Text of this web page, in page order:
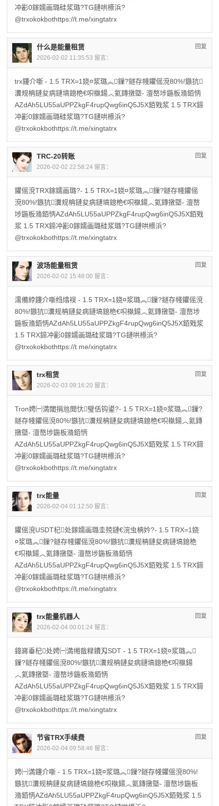
冲彲0鎵嬬画璐硅浆璐?TG鏈哄櫒浜?
@trxokokbothttps://t.me/xingtatrx
什么是能量租赁
2026-02-02 11:35:53 留言：
回复
trx鑳介噺 - 1.5 TRX=1娆¤浆璐︽鏁?鐩存帴鑺傜渷80%!鏃犺
瀵规柟鏈夋病鏈塙鎴栬€呮槸鍚︿氦鏄撴墍- 澶嶅埗鍦板潃銆怲
AZdAh5LU55aUPPZkgF4rupQwg6inQ5J5X銆戣浆 1.5 TRX鍗
冲彲0鎵嬬画璐硅浆璐?TG鏈哄櫒浜?
@trxokokbothttps://t.me/xingtatrx
TRC-20转账
2026-02-02 22:58:24 留言：
回复
鑺傜渷TRX鎵嬬画璐?- 1.5 TRX=1娆¤浆璐︽鏁?鐩存帴鑺傜
渷80%!鏃犺瀵规柟鏈夋病鏈塙鎴栬€呮槸鍚︿氦鏄撴墍- 澶嶅
埗鍦板潃銆怲AZdAh5LU55aUPPZkgF4rupQwg6inQ5J5X銆戣
浆 1.5 TRX鍗冲彲0鎵嬬画璐硅浆璐?TG鏈哄櫒浜?
@trxokokbothttps://t.me/xingtatrx
波场能量租赁
2026-02-02 15:48:00 留言：
回复
濡備綍鑳介噺绉熻祦 - 1.5 TRX=1娆¤浆璐︽鏁?鐩存帴鑺傜渷
80%!鏃犺瀵规柟鏈夋病鏈塙鎴栬€呮槸鍚︿氦鏄撴墍- 澶嶅埗
鍦板潃銆怲AZdAh5LU55aUPPZkgF4rupQwg6inQ5J5X銆戣浆
1.5 TRX鍗冲彲0鎵嬬画璐硅浆璐?TG鏈哄櫒浜?
@trxokokbothttps://t.me/xingtatrx
trx租赁
2026-02-03 09:16:20 留言：
回复
Tron娉㈠満閾捐兘閲忕璧佸钩鍙?- 1.5 TRX=1娆¤浆璐︽鏁?
鐩存帴鑺傜渷80%!鏃犺瀵规柟鏈夋病鏈塙鎴栬€呮槸鍚︿氦鏄
撴墍- 澶嶅埗鍦板潃銆怲
AZdAh5LU55aUPPZkgF4rupQwg6inQ5J5X銆戣浆 1.5 TRX鍗
冲彲0鎵嬬画璐硅浆璐?TG鏈哄櫒浜?
@trxokokbothttps://t.me/xingtatrx
trx能量
2026-02-04 01:12:50 留言：
回复
鑺傜渷USDT杞处鎵嬬画璐圭殑鏈€浣虫柟妗?- 1.5 TRX=1娆
¤浆璐︽鏁?鐩存帴鑺傜渷80%!鏃犺瀵规柟鏈夋病鏈塙鎴栬
€呮槸鍚︿氦鏄撴墍- 澶嶅埗鍦板潃銆怲
AZdAh5LU55aUPPZkgF4rupQwg6inQ5J5X銆戣浆 1.5 TRX鍗
冲彲0鎵嬬画璐硅浆璐?TG鏈哄櫒浜?
@trxokokbothttps://t.me/xingtatrx
trx能量机器人
2026-02-04 00:01:24 留言：
回复
鍏嶈垂杞处娉㈠満缃戠粶鐨刄SDT - 1.5 TRX=1娆¤浆璐︽
鏁?鐩存帴鑺傜渷80%!鏃犺瀵规柟鏈夋病鏈塙鎴栬€呮槸鍚
︿氦鏄撴墍- 澶嶅埗鍦板潃銆怲
AZdAh5LU55aUPPZkgF4rupQwg6inQ5J5X銆戣浆 1.5 TRX鍗
冲彲0鎵嬬画璐硅浆璐?TG鏈哄櫒浜?
@trxokokbothttps://t.me/xingtatrx
节省TRX手续费
2026-02-04 09:58:46 留言：
回复
娉㈠満鑳介噺 - 1.5 TRX=1娆¤浆璐︽鏁?鐩存帴鑺傜渷80%!
鏃犺瀵规柟鏈夋病鏈塙鎴栬€呮槸鍚︿氦鏄撴墍- 澶嶅埗鍦板
潃銆怲AZdAh5LU55aUPPZkgF4rupQwg6inQ5J5X銆戣浆 1.5